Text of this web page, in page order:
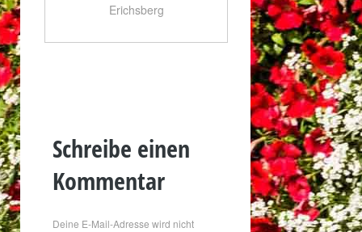
Erichsberg
Schreibe einen
Kommentar
Deine E-Mail-Adresse wird nicht